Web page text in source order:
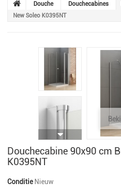
Douche Douchecabines
New Soleo K0395NT
Douchecabine 90x90 cm
K0395NT
Conditie Nieuw